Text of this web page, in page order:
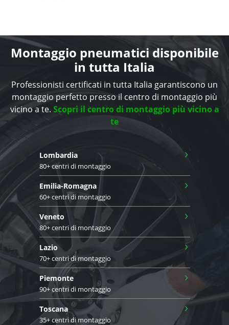
Montaggio pneumatici disponibile
in tutta Italia
Professionisti certificati in tutta Italia garantiscono un
montaggio perfetto presso il centro di montaggio più
vicino a te. Scopri il centro di montaggio più vicino a
te
Lombardia
80+ centri di montaggio
›
Emilia-Romagna
60+ centri di montaggio
›
Veneto
80+ centri di montaggio
›
Lazio
70+ centri di montaggio
›
Piemonte
90+ centri di montaggio
›
Toscana
35+ centri di montaggio
›